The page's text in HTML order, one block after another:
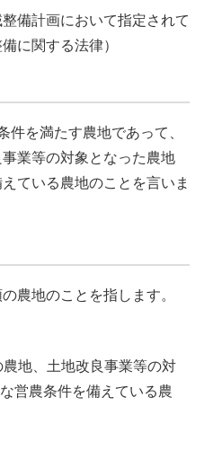
備計画において指定されて
に関する法律）
件を満たす農地であって、
業等の対象となった農地
ている農地のことを言いま
農地のことを指します。
地、土地改良事業等の対
営農条件を備えている農